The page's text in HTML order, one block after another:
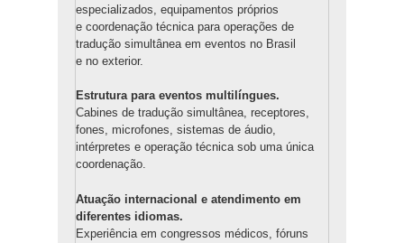
especializados, equipamentos próprios
e coordenação técnica para operações de
tradução simultânea em eventos no Brasil
e no exterior.
Estrutura para eventos multilíngues.
Cabines de tradução simultânea, receptores,
fones, microfones, sistemas de áudio,
intérpretes e operação técnica sob uma única
coordenação.
Atuação internacional e atendimento em
diferentes idiomas.
Experiência em congressos médicos, fóruns